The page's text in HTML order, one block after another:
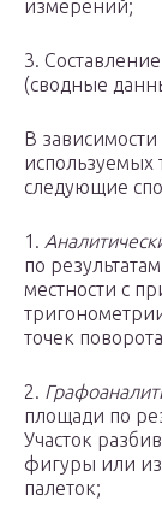
измерений;
3.
(сводные
В
используемых
следующие
1.
по
местности с
точек
2.
площади по
Участок
фигуры или
палеток;